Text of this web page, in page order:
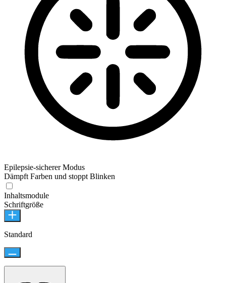
Epilepsie-sicherer Modus
Dämpft Farben und stoppt Blinken
Inhaltsmodule
Schriftgröße
Standard